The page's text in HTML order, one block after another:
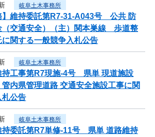
岐阜土木事務所
】維持委託第R7-31-A043号 公共 防
（交通安全）（主）関本巣線 歩道整
関する一般競争入札公告
岐阜土木事務所
持工事第R7現施-4号 県単 現道施設
内県管理道路 交通安全施設工事に関
札公告
岐阜土木事務所
持委託第R7単修-11号 県単 道路維持